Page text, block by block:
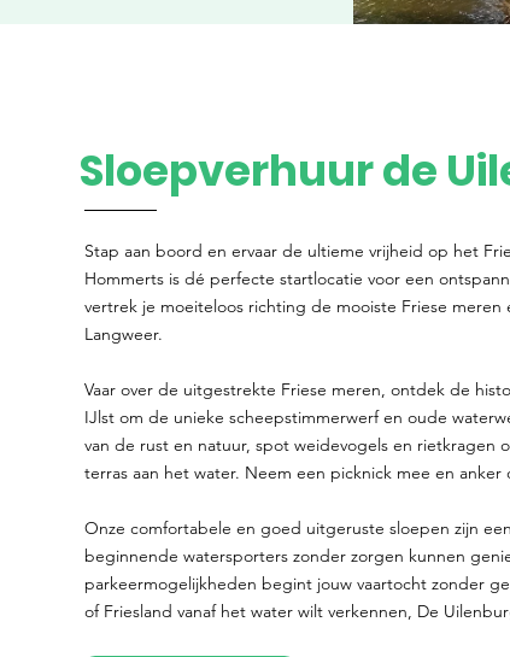
Sloepverhuur de
Stap aan boord en ervaar de ultieme vrijheid op het
Hommerts is dé perfecte startlocatie voor een
vertrek je moeiteloos richting de mooiste Friese meren
Langweer.
Vaar over de uitgestrekte Friese meren, ontdek de
IJlst om de unieke scheepstimmerwerf en oude
van de rust en natuur, spot weidevogels en rietkragen
terras aan het water. Neem een picknick mee en
Onze comfortabele en goed uitgeruste sloepen zijn
beginnende watersporters zonder zorgen kunnen
parkeermogelijkheden begint jouw vaartocht zonder
of Friesland vanaf het water wilt verkennen, De